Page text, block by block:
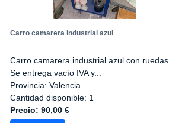
Carro camarera industrial azul
Carro camarera industrial azul con ruedas.
Se entrega vacío IVA y...
Provincia: Valencia
Cantidad disponible: 1
Precio: 90,00 €